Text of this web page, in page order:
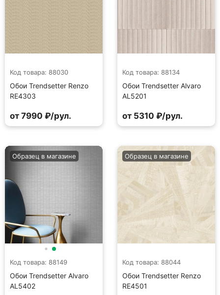
Код товара: 88030
Обои Trendsetter Renzo
RE4303
от 7990 ₽/рул.
Код товара: 88134
Обои Trendsetter Alvaro
AL5201
от 5310 ₽/рул.
Код товара: 88149
Обои Trendsetter Alvaro
AL5402
Образец в магазине
Код товара: 88044
Обои Trendsetter Renzo
RE4501
Образец в магазине